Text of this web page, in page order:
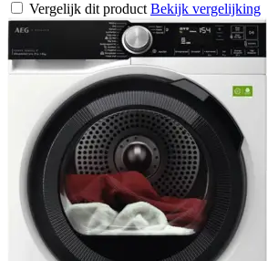
Vergelijk dit product Bekijk vergelijking